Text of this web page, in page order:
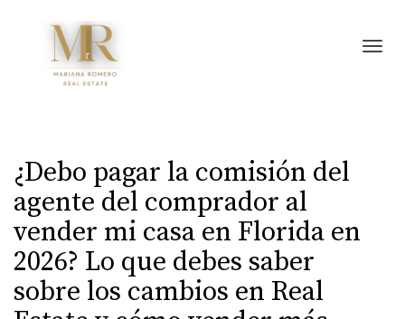
¿Debo pagar la comisión del
agente del comprador al
vender mi casa en Florida en
2026? Lo que debes saber
sobre los cambios en Real